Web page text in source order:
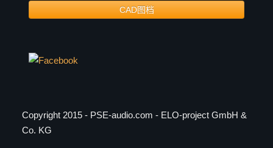
CAD图档
Copyright 2015 - PSE-audio.com - ELO-project GmbH &
Co. KG